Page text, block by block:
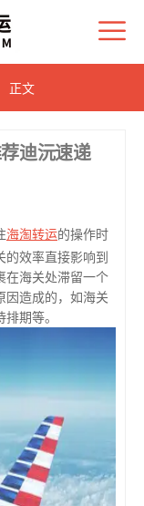
正文
迪沅速递
海淘转运的操作时
效率直接影响到
在海关处滞留一个
因造成的，如海关
期等。